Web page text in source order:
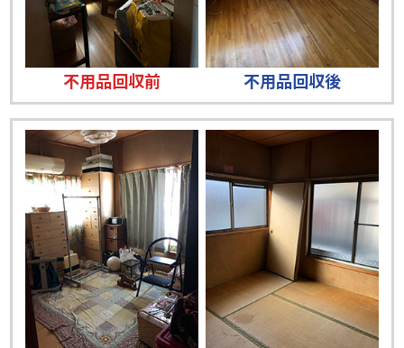
不用品回収前 不用品回収後